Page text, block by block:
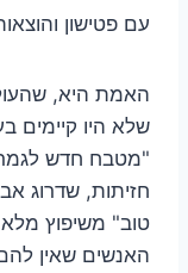
עם פטישון
האמת היא,
שלא היו קיימים
"מטבח חדש
חזיתות, שדרוג
טוב" משיפוץ
האנשים שאין